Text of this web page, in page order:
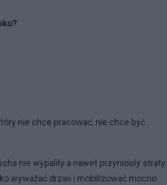
nie chce pracować, nie chce być
nie wypaliły a nawet przyniosły straty.
wyważać drzwi i mobilizować mocno